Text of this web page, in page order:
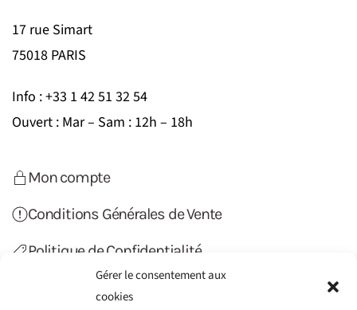
Gérer le consentement aux
cookies
17 rue Simart
75018 PARIS
Info : +33 1 42 51 32 54
Ouvert : Mar – Sam : 12h – 18h
Mon compte
Conditions Générales de Vente
Politique de Confidentialité
Politique de Cookies (UE)